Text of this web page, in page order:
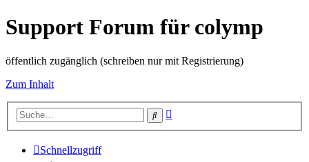
Support Forum für colymp
öffentlich zugänglich (schreiben nur mit Registrierung)
Zum Inhalt
Suche
Schnellzugriff